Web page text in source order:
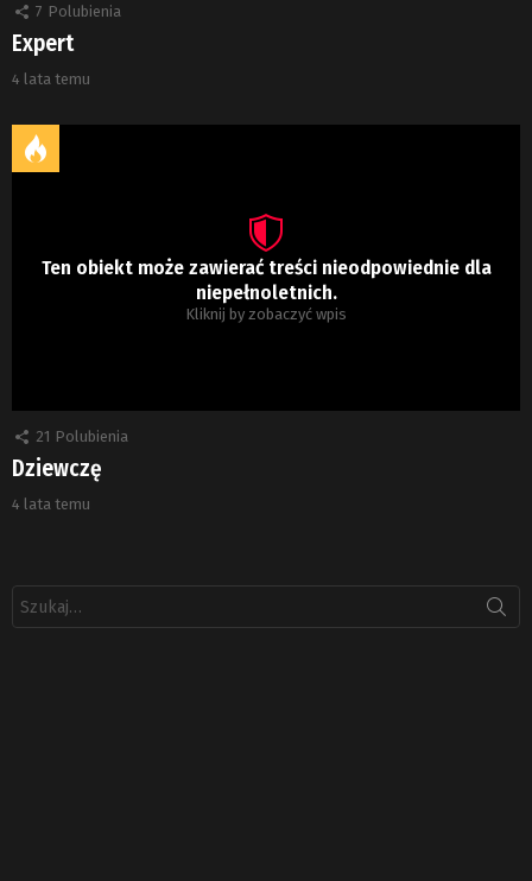
7 Polubienia
Expert
4 lata temu
Ten obiekt może zawierać treści nieodpowiednie dla
niepełnoletnich.
Kliknij by zobaczyć wpis
21 Polubienia
Dziewczę
4 lata temu